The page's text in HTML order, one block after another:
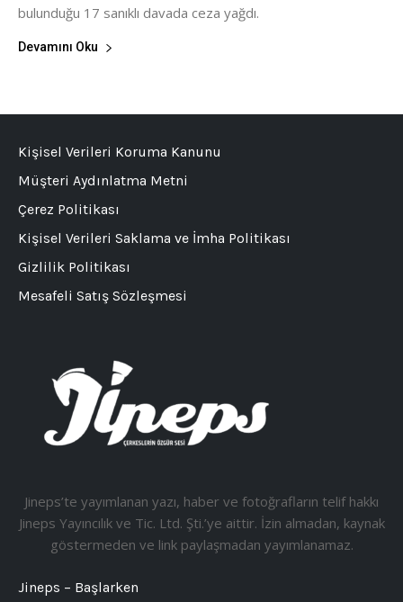
bulunduğu 17 sanıklı davada ceza yağdı.
Devamını Oku
Jineps’te yayımlanan yazı, haber ve fotoğrafların telif hakkı
Jineps Yayıncılık ve Tic. Ltd. Şti.’ye aittir. İzin almadan, kaynak
göstermeden ve link paylaşmadan yayımlanamaz.
Jineps – Başlarken
Kişisel Verileri Koruma Kanunu
Müşteri Aydınlatma Metni
Çerez Politikası
Kişisel Verileri Saklama ve İmha Politikası
Gizlilik Politikası
Mesafeli Satış Sözleşmesi